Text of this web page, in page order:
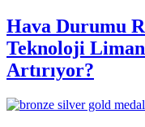
Hava Durumu
Teknoloji
Artırıyor?